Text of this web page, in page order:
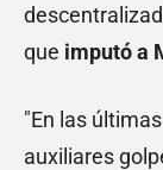
que imputó a
"En las
auxiliares